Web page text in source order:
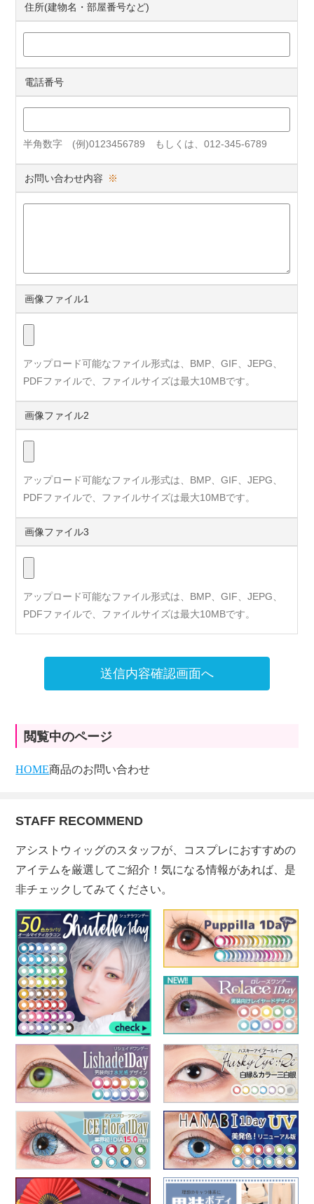
住所(建物名・部屋番号など)
電話番号
半角数字 (例)0123456789 もしくは、012-345-6789
お問い合わせ内容 ※
画像ファイル1
アップロード可能なファイル形式は、BMP、GIF、JEPG、
PDFファイルで、ファイルサイズは最大10MBです。
画像ファイル2
アップロード可能なファイル形式は、BMP、GIF、JEPG、
PDFファイルで、ファイルサイズは最大10MBです。
画像ファイル3
アップロード可能なファイル形式は、BMP、GIF、JEPG、
PDFファイルで、ファイルサイズは最大10MBです。
送信内容確認画面へ
閲覧中のページ
HOME商品のお問い合わせ
STAFF RECOMMEND
アシストウィッグのスタッフが、コスプレにおすすめの
アイテムを厳選してご紹介！気になる情報があれば、是
非チェックしてみてください。